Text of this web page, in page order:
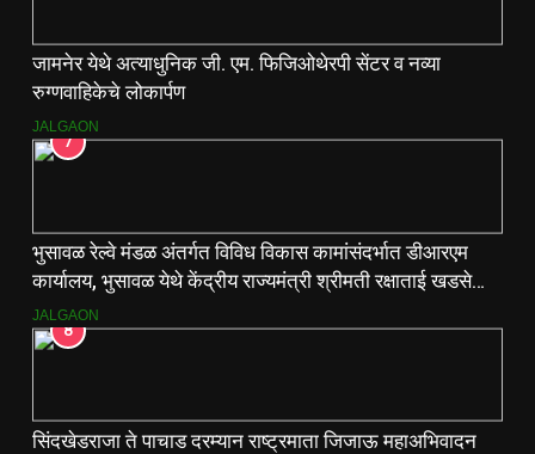
जामनेर येथे अत्याधुनिक जी. एम. फिजिओथेरपी सेंटर व नव्या
रुग्णवाहिकेचे लोकार्पण
JALGAON
7
भुसावळ रेल्वे मंडळ अंतर्गत विविध विकास कामांसंदर्भात डीआरएम
कार्यालय, भुसावळ येथे केंद्रीय राज्यमंत्री श्रीमती रक्षाताई खडसे
यांनी आढावा बैठक घेतली…
JALGAON
8
सिंदखेडराजा ते पाचाड दरम्यान राष्ट्रमाता जिजाऊ महाअभिवादन